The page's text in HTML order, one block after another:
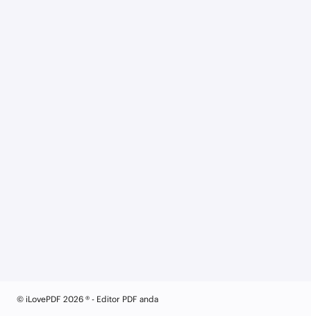
© iLovePDF 2026 ® - Editor PDF anda